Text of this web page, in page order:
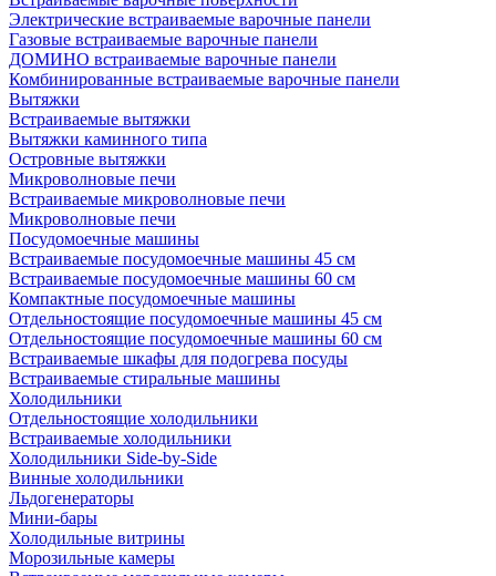
Электрические встраиваемые варочные панели
Газовые встраиваемые варочные панели
ДОМИНО встраиваемые варочные панели
Комбинированные встраиваемые варочные панели
Вытяжки
Встраиваемые вытяжки
Вытяжки каминного типа
Островные вытяжки
Микроволновые печи
Встраиваемые микроволновые печи
Микроволновые печи
Посудомоечные машины
Встраиваемые посудомоечные машины 45 см
Встраиваемые посудомоечные машины 60 см
Компактные посудомоечные машины
Отдельностоящие посудомоечные машины 45 см
Отдельностоящие посудомоечные машины 60 см
Встраиваемые шкафы для подогрева посуды
Встраиваемые стиральные машины
Холодильники
Отдельностоящие холодильники
Встраиваемые холодильники
Холодильники Side-by-Side
Винные холодильники
Льдогенераторы
Мини-бары
Холодильные витрины
Морозильные камеры